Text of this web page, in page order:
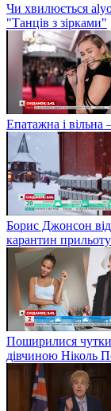
Чи хвилюється
"Танців з зірками"
Епатажна і вільна
Борис Джонсон
карантин
Поширилися
дівчиною Ніколь